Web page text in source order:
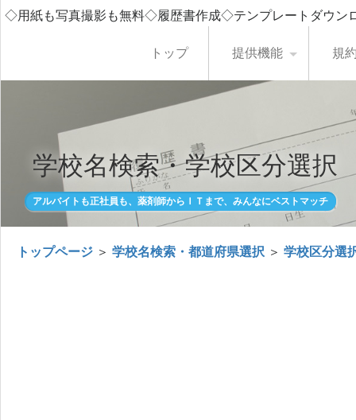
◇用紙も写真撮影も無料◇履歴書作成◇テンプレートダウ
トップ 提供機能 規
学校名検索・学校区分選択
アルバイトも正社員も、薬剤師からＩＴまで、みんなにベストマッチ
トップページ ＞ 学校名検索・都道府県選択 ＞ 学校区分選